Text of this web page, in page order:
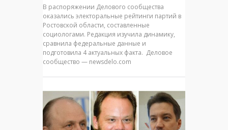
В распоряжении Делового сообщества
оказались электоральные рейтинги партий в
Ростовской области, составленные
социологами. Редакция изучила динамику,
сравнила федеральные данные и
подготовила 4 актуальных факта. Деловое
сообщество — newsdelo.com